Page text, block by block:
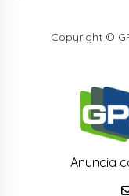
Copyright ©
Anuncia